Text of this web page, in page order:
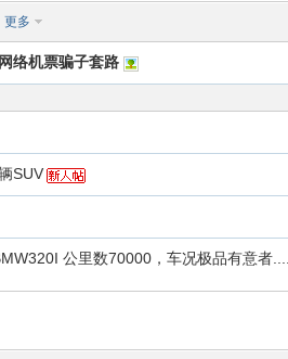
更多
络机票骗子套路
SUV
公里数70000，车况极品有意者.....